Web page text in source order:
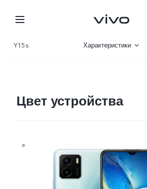
Y15s Характеристики
Цвет устройства